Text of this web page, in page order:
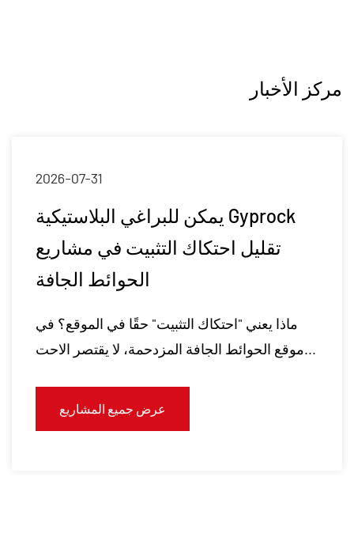
مركز الأخبار
2026-07-31
يمكن للبراغي البلاستيكية Gyprock
تقليل احتكاك التثبيت في مشاريع
الحوائط الجافة
ماذا يعني "احتكاك التثبيت" حقًا في الموقع؟ في
موقع الحوائط الجافة المزدحمة، لا يقتصر الاحت...
عرض جميع المشاريع